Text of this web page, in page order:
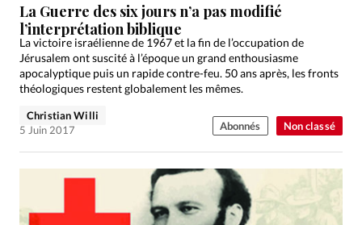
Non classé
La Guerre des six jours n’a pas modifié
l’interprétation biblique
La victoire israélienne de 1967 et la fin de l’occupation de
Jérusalem ont suscité à l’époque un grand enthousiasme
apocalyptique puis un rapide contre-feu. 50 ans après, les fronts
théologiques restent globalement les mêmes.
Christian Willi
5 Juin 2017
Abonnés